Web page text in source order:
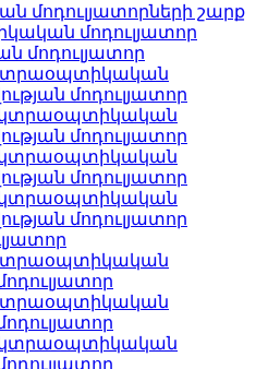
մոդուլյատորների շարք
մոդուլյատոր
մոդուլյատոր
մոդուլյատոր
մոդուլյատոր
մոդուլյատոր
մոդուլյատոր